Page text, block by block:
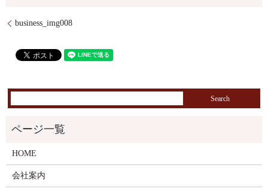
business_img008
HOME
会社案内